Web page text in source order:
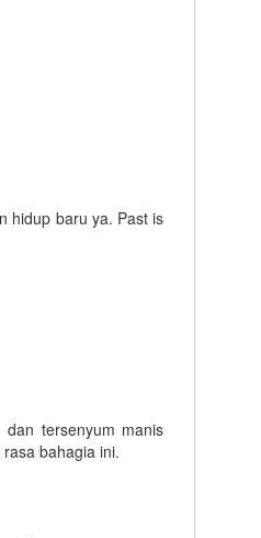
hidup baru ya. Past is
tersenyum manis
bahagia ini.